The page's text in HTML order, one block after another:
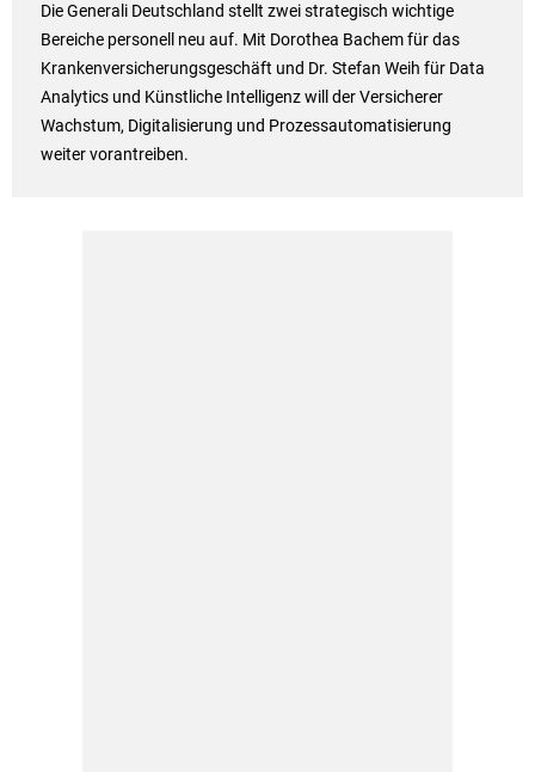
Die Generali Deutschland stellt zwei strategisch wichtige
Bereiche personell neu auf. Mit Dorothea Bachem für das
Krankenversicherungsgeschäft und Dr. Stefan Weih für Data
Analytics und Künstliche Intelligenz will der Versicherer
Wachstum, Digitalisierung und Prozessautomatisierung
weiter vorantreiben.